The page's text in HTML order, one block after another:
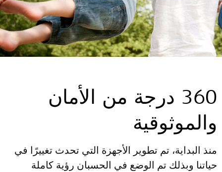
360 درجة من الأمان
والموثوقية
منذ البداية، تم تطوير الأجهزة التي تحدث تغييرًا في
حياتنا وبذلك تم الوضع في الحسبان رؤية كاملة